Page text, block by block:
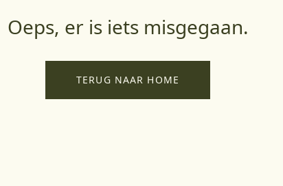
Oeps, er is iets misgegaan.
TERUG NAAR HOME